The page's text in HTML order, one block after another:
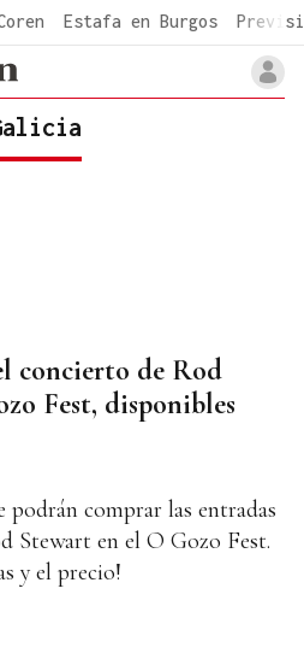
Estafa en Burgos
concierto de Rod
Fest, disponibles
podrán comprar las entradas
Stewart en el O Gozo Fest.
y el precio!